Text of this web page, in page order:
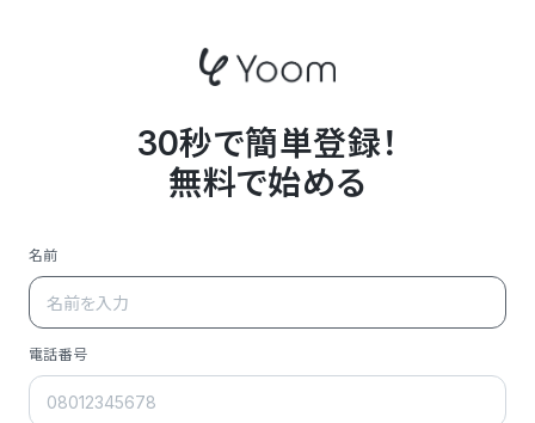
30秒で簡単登録！
無料で始める
名前
電話番号